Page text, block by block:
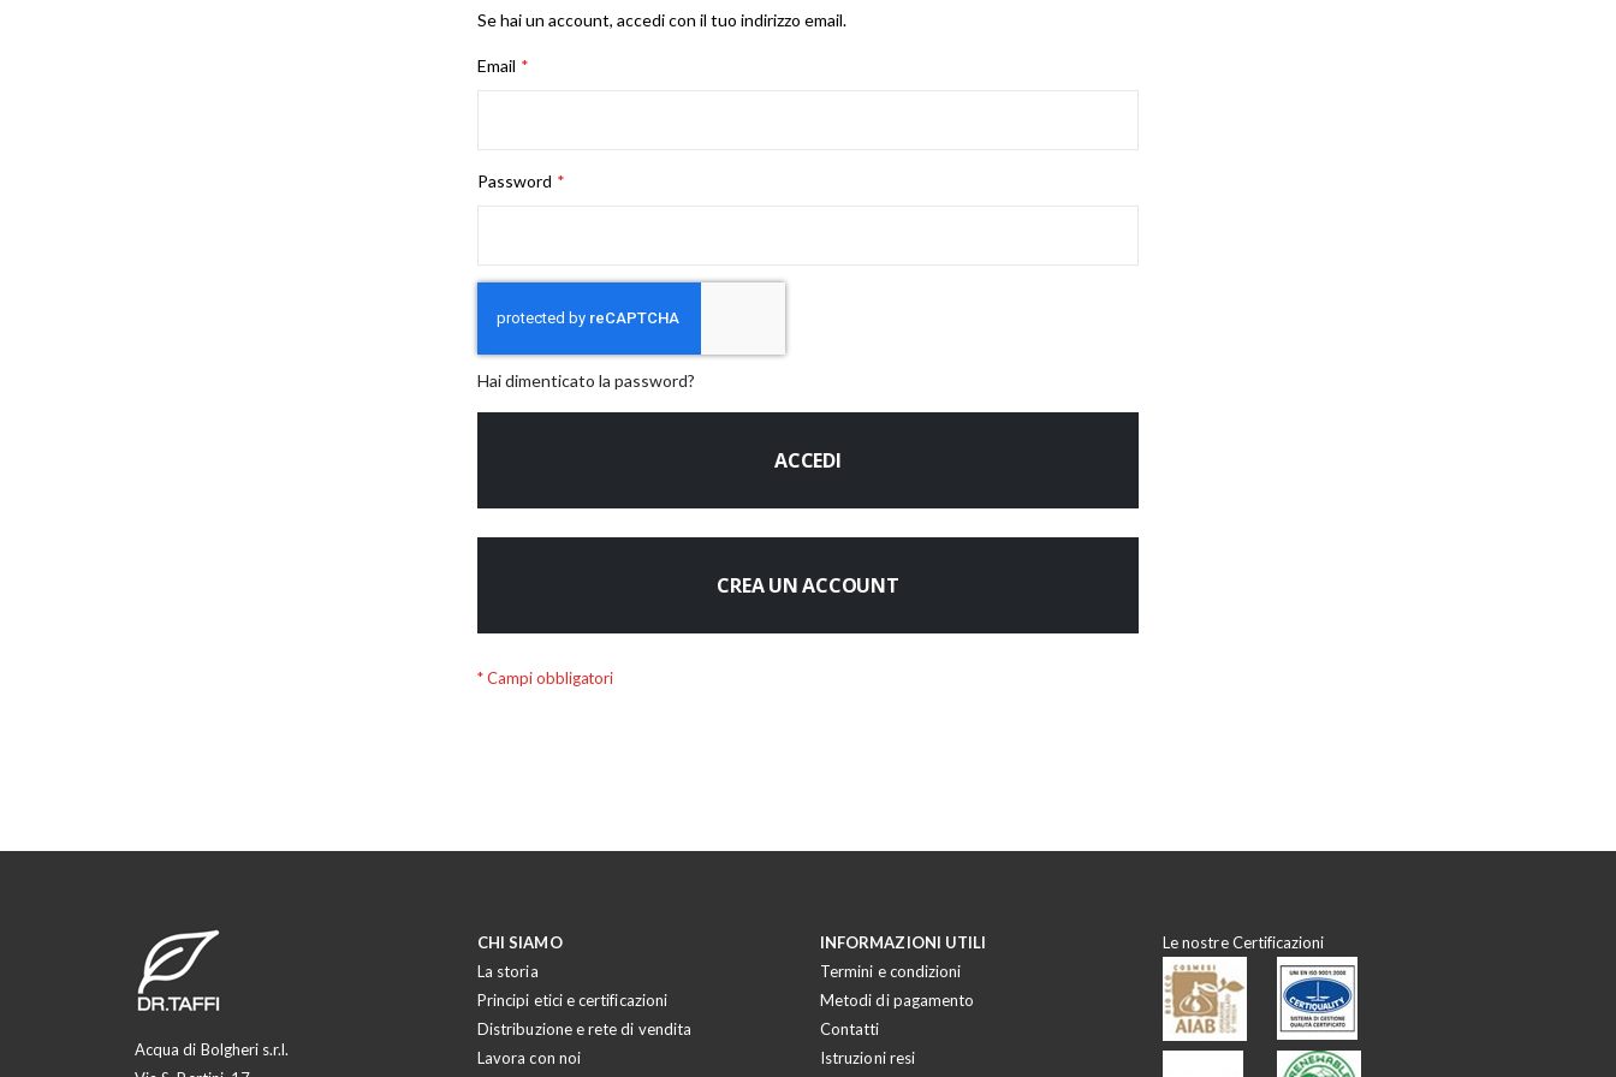
Se hai un account, accedi con il tuo indirizzo email.
Email
Password
Hai dimenticato la password?
ACCEDI
CREA UN ACCOUNT
Acqua di Bolgheri s.r.l.
CHI SIAMO
La storia
Principi etici e certificazioni
Distribuzione e rete di vendita
Lavora con noi
INFORMAZIONI UTILI
Termini e condizioni
Metodi di pagamento
Contatti
Istruzioni resi
Le nostre Certificazioni